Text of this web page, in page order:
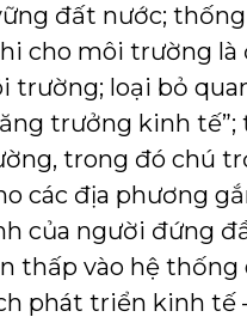
đất nước;
cho môi trường là
trường; loại bỏ
trưởng kinh
trong đó chú
các địa phương
của người đứng
thấp vào hệ thống
phát triển kinh tế